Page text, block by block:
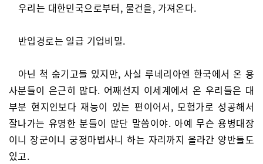
우리는 대한민국으로부터, 물건을, 가져온다.
반입경로는 일급 기업비밀.
아닌 척 숨기고들 있지만, 사실 루네리아엔 한국에서 온 용
사분들이 은근히 많다. 어째선지 이세계에서 온 우리들은 대
부분 현지인보다 재능이 있는 편이어서, 모험가로 성공해서
잘나가는 유명한 분들이 많단 말씀이야. 아예 무슨 용병대장
이니 장군이니 궁정마법사니 하는 자리까지 올라간 양반들도
있고.